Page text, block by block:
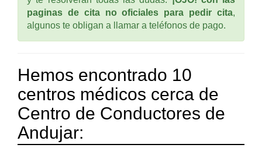
paginas de cita no oficiales para pedir cita,
algunos te obligan a llamar a teléfonos de pago.
Hemos encontrado 10
centros médicos cerca de
Centro de Conductores de
Andujar: